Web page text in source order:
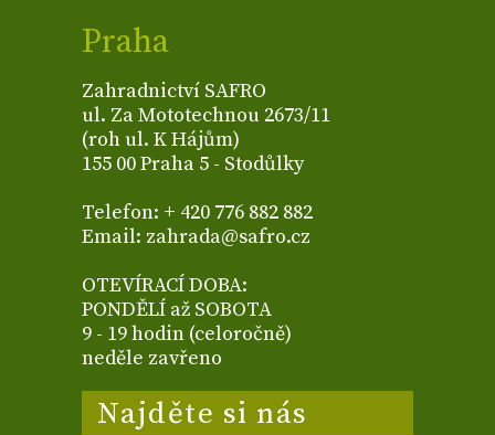
Praha
Zahradnictví SAFRO
ul. Za Mototechnou 2673/11
(roh ul. K Hájům)
155 00 Praha 5 - Stodůlky
Telefon: + 420 776 882 882
Email: zahrada@safro.cz
OTEVÍRACÍ DOBA:
PONDĚLÍ až SOBOTA
9 - 19 hodin (celoročně)
neděle zavřeno
Najděte si nás